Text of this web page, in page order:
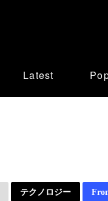
Latest
テクノロジー